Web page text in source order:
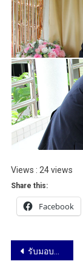
Views : 24 views
Share this:
Facebook
รับมอบของที่ระลึกจากคณบดีคณะ ICT วันที่ 5 สิงหาคม 2562